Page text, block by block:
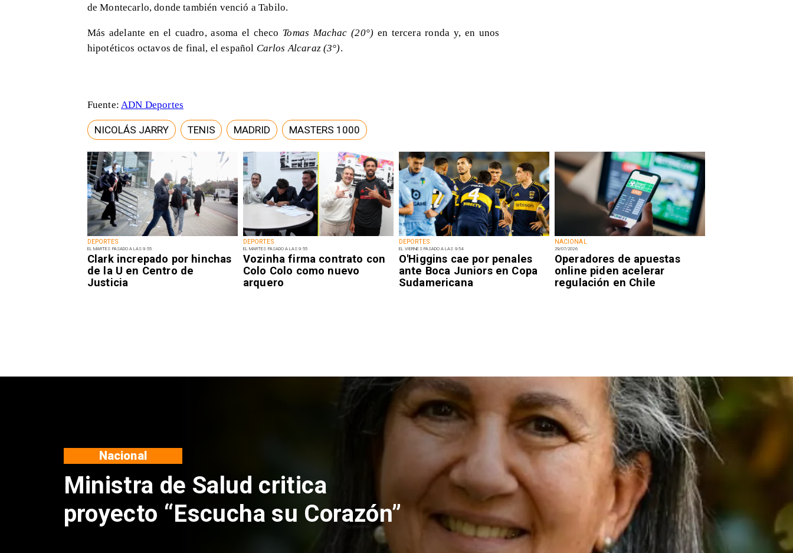
DEPORTES
EL MARTES PASADO A LAS 9:55
Clark increpado por hinchas
de la U en Centro de
Justicia
DEPORTES
EL MARTES PASADO A LAS 9:55
Vozinha firma contrato con
Colo Colo como nuevo
arquero
DEPORTES
EL VIERNES PASADO A LAS 9:54
O'Higgins cae por penales
ante Boca Juniors en Copa
Sudamericana
NACIONAL
29/07/2026
Operadores de apuestas
online piden acelerar
regulación en Chile
de Montecarlo, donde también venció a Tabilo.
Más adelante en el cuadro, asoma el checo Tomas Machac (20°) en tercera ronda y, en unos
hipotéticos octavos de final, el español Carlos Alcaraz (3°).
Fuente: ADN Deportes
NICOLÁS JARRY TENIS MADRID MASTERS 1000
Corte de Apelaciones rechaza
anulación de absolución de
Nacional